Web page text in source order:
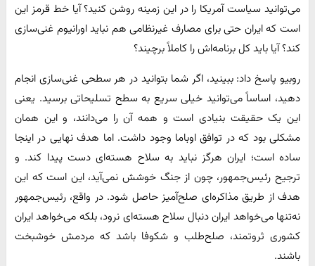
می‌توانید سیاست آمریکا را در این زمینه روشن کنید؟ آیا خط قرمز این
است که ایران حتی برای مصارف غیرنظامی هم نباید اورانیوم غنی‌سازی
کند؟ آیا باید کل برنامه‌اش را کاملاً برچیند؟
روبیو پاسخ داد: ببینید، اگر شما بتوانید در هر سطحی غنی‌سازی انجام
دهید، اساساً می‌توانید خیلی سریع به سطح تسلیحاتی برسید. یعنی
این یک حقیقت بنیادی است و همه آن را می‌دانند، و این همان
مشکلی بود که در توافق اوباما وجود داشت. اما هدف نهایی در اینجا
ساده است؛ ایران هرگز نباید به سلاح هسته‌ای دست پیدا کند. و
ترجیح رئیس‌جمهور، چون از جنگ خوشش نمی‌آید، این است که این
هدف از طریق مذاکره‌ای صلح‌آمیز حاصل شود. در واقع، رئیس‌جمهور
نه‌تنها می‌خواهد ایران دنبال سلاح هسته‌ای نرود، بلکه می‌خواهد ایران
کشوری ثروتمند، صلح‌طلب و شکوفا باشد که مردمش خوشبخت
باشند.